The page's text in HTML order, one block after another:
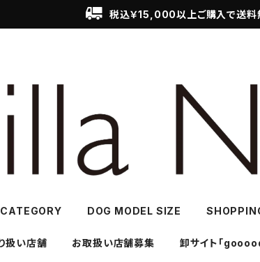
税込￥15,000以上ご購入で送料
CATEGORY DOG MODEL SIZE
扱い店舗 お取扱い店舗募集 卸サイト「